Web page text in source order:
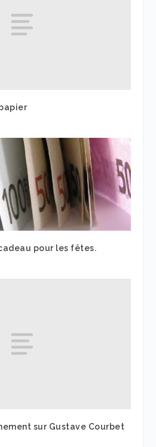
pour les fêtes.
sur Gustave Courbet